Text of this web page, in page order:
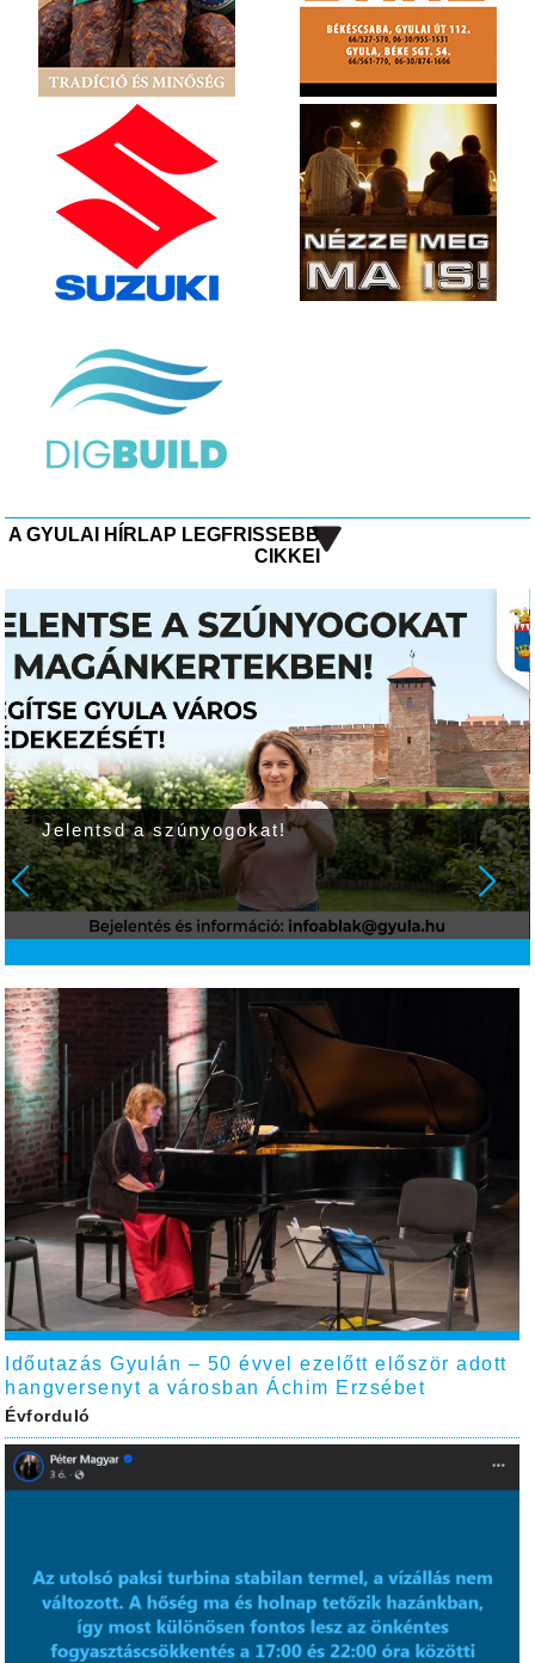
A GYULAI HÍRLAP LEGFRISSEBB
CIKKEI
Jelentsd a szúnyogokat!
Időutazás Gyulán – 50 évvel ezelőtt először adott
hangversenyt a városban Áchim Erzsébet
Évforduló